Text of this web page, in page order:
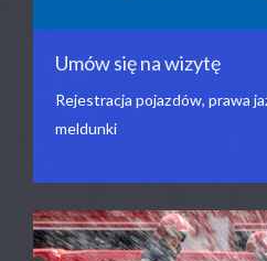
Umów się na wizytę
Rejestracja pojazdów, prawa
meldunki